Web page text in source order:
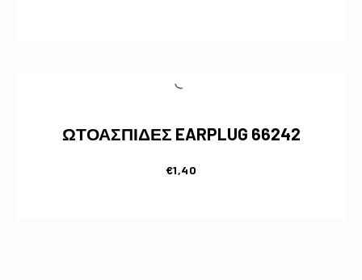
ΩΤΟΑΣΠΙΔΕΣ EARPLUG 66242
€1,40